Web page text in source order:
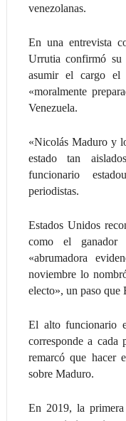
venezolanas.
En una entrevista
Urrutia confirmó su
asumir el cargo el
«moralmente
Venezuela.
«Nicolás Maduro y
estado tan
funcionario
periodistas.
Estados Unidos
como el
«abrumadora
noviembre lo
electo», un paso que
El alto funcionario
corresponde a cada
remarcó que hacer
sobre Maduro.
En 2019, la